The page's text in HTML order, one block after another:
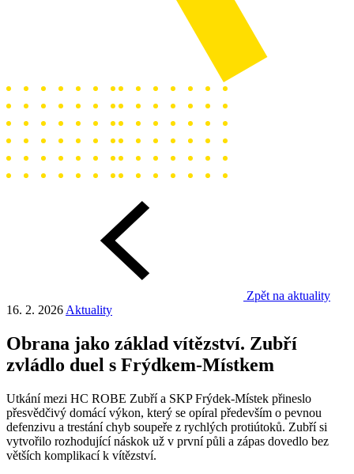
Zpět na aktuality
16. 2. 2026 Aktuality
Obrana jako základ vítězství. Zubří
zvládlo duel s Frýdkem-Místkem
Utkání mezi HC ROBE Zubří a SKP Frýdek-Místek přineslo
přesvědčivý domácí výkon, který se opíral především o pevnou
defenzivu a trestání chyb soupeře z rychlých protiútoků. Zubří si
vytvořilo rozhodující náskok už v první půli a zápas dovedlo bez
větších komplikací k vítězství.